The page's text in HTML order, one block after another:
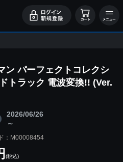
ン パーフェクトコレクシ
トラック 電波変換!! (Ver.
2026/06/26
～
：M00008454
(税込)